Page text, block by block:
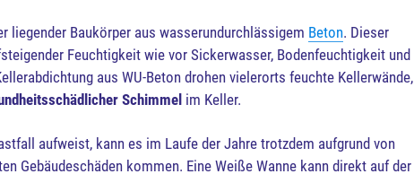
liegender Baukörper aus wasserundurchlässigem Beton. Dieser
Feuchtigkeit wie vor Sickerwasser, Bodenfeuchtigkeit und
aus WU-Beton drohen vielerorts feuchte Kellerwände,
Schimmel im Keller.
aufweist, kann es im Laufe der Jahre trotzdem aufgrund von
Gebäudeschäden kommen. Eine Weiße Wanne kann direkt auf der